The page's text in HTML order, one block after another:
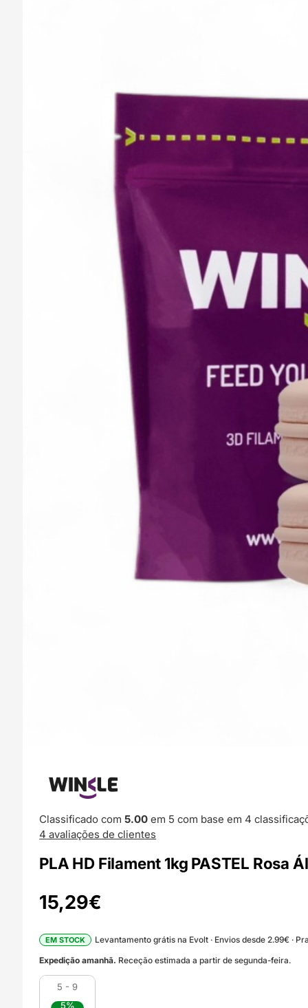
Classificado com5.00 em 5 com base em4
4 avaliações de clientes
PLA HD Filament 1kg PASTEL Rosa
15,29€
EM STOCK
Levantamento grátis na Evolt · Envios desde 2.99€ ·
Expedição amanhã. Receção estimada a partir de segunda-feira.
5 - 9
5%